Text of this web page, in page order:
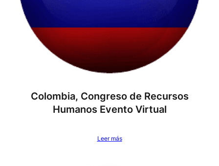
Colombia, Congreso de Recursos
Humanos Evento Virtual
Leer más